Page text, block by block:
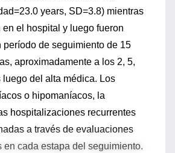
years, SD=3.8) mientras
en el hospital y luego fueron
período de seguimiento de 15
aproximadamente a los 2, 5,
luego del alta médica. Los
o hipomaníacos, la
hospitalizaciones recurrentes
a través de evaluaciones
en cada estapa del seguimiento.